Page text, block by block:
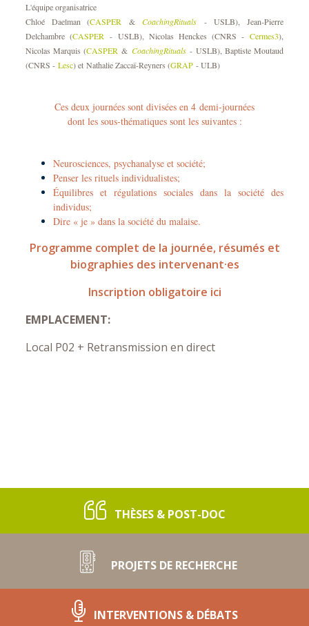
L'équipe organisatrice
Chloé Daelman (CASPER &CoachingRituals
- USLB), Jean-Pierre
Delchambre (CASPER - USLB), Nicolas Henckes (CNRS - Cermes3),
Nicolas Marquis (CASPER & CoachingRituals - USLB), Baptiste Moutaud
(CNRS - Lesc) et Nathalie Zaccaï-Reyners (GRAP - ULB)
Ces deux journées sont divisées en 4 demi-journées
dont les sous-thématiques sont les suivantes :
Neurosciences, psychanalyse et société;
Penser les rituels individualistes;
Équilibres et régulations sociales dans la société des
individus;
Dire « je » dans la société du malaise.
Programme complet de la journée, résumés et
biographies des intervenant·es
Inscription obligatoire ici
EMPLACEMENT:
Local P02 + Retransmission en direct
THÈSES & POST-DOC
PROJETS DE RECHERCHE
INTERVENTIONS & DÉBATS